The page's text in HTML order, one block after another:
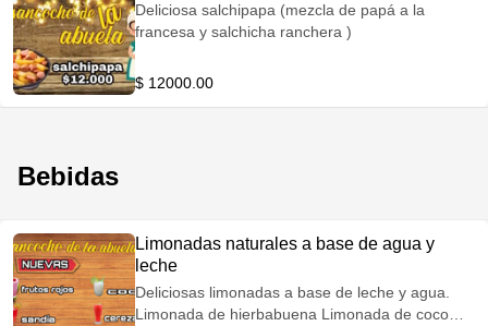
Deliciosa salchipapa (mezcla de papá a la
francesa y salchicha ranchera )
$ 12000.00
Bebidas
Limonadas naturales a base de agua y
leche
Deliciosas limonadas a base de leche y agua.
Limonada de hierbabuena Limonada de coco